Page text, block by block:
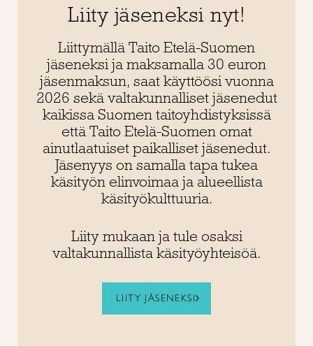
Liity jäseneksi nyt!
Liittymällä Taito Etelä-Suomen
jäseneksi ja maksamalla 30 euron
jäsenmaksun, saat käyttöösi vuonna
2026 sekä valtakunnalliset jäsenedut
kaikissa Suomen taitoyhdistyksissä
että Taito Etelä-Suomen omat
ainutlaatuiset paikalliset jäsenedut.
Jäsenyys on samalla tapa tukea
käsityön elinvoimaa ja alueellista
käsityökulttuuria.
Liity mukaan ja tule osaksi
valtakunnallista käsityöyhteisöä.
LIITY JÄSENEKSI